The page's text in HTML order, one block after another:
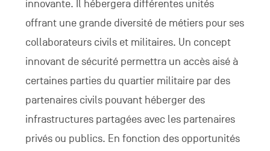
innovante. Il hébergera différentes unités
offrant une grande diversité de métiers pour ses
collaborateurs civils et militaires. Un concept
innovant de sécurité permettra un accès aisé à
certaines parties du quartier militaire par des
partenaires civils pouvant héberger des
infrastructures partagées avec les partenaires
privés ou publics. En fonction des opportunités